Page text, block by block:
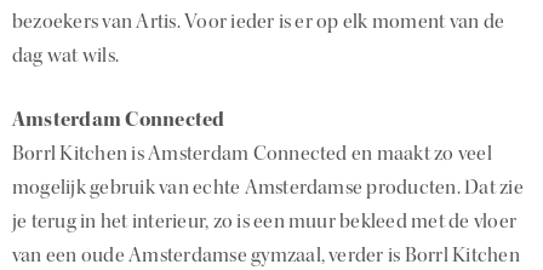
bezoekers van Artis. Voor ieder is er op elk moment van de
dag wat wils.
Amsterdam Connected
Borrl Kitchen is Amsterdam Connected en maakt zo veel
mogelijk gebruik van echte Amsterdamse producten. Dat zie
je terug in het interieur, zo is een muur bekleed met de vloer
van een oude Amsterdamse gymzaal, verder is Borrl Kitchen